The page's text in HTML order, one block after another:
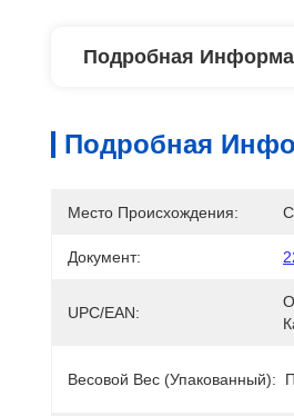
Подробная
Подробная
Место Происхождения:
Документ:
UPC/EAN:
Весовой Вес (упакованный):